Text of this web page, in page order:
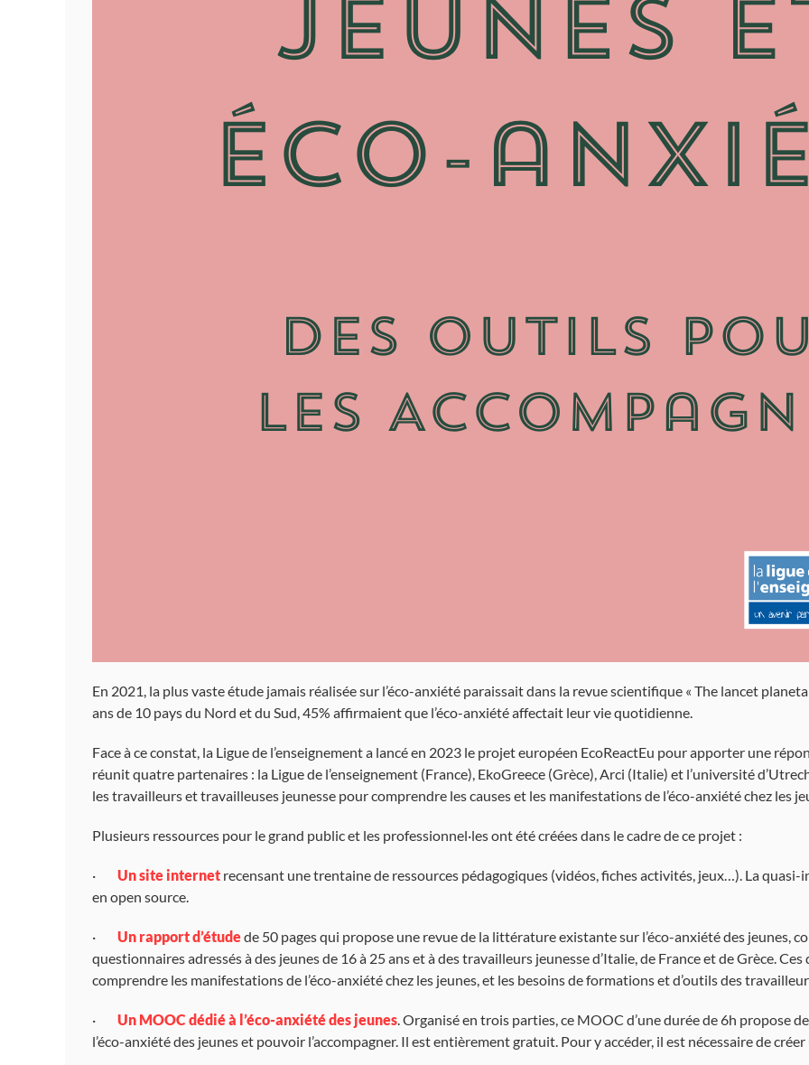
En 2021, la plus vaste étude jamais réalisée sur l’éco-anxiété paraissait dans la revue scientifique « The lancet
ans de 10 pays du Nord et du Sud, 45% affirmaient que l’éco-anxiété affectait leur vie quotidienne.
Face à ce constat, la Ligue de l’enseignement a lancé en 2023 le projet européen EcoReactEu pour apporter une
réunit quatre partenaires : la Ligue de l’enseignement (France), EkoGreece (Grèce), Arci (Italie) et l’université
les travailleurs et travailleuses jeunesse pour comprendre les causes et les manifestations de l’éco-anxiété chez les
Plusieurs ressources pour le grand public et les professionnel·les ont été créées dans le cadre de ce projet :
· Un site internet recensant une trentaine de ressources pédagogiques (vidéos, fiches activités, jeux…). La
en open source.
· Un rapport d’étudede 50 pages qui propose une revue de la littérature existante sur l’éco-anxiété des jeunes,
questionnaires adressés à des jeunes de 16 à 25 ans et à des travailleurs jeunesse d’Italie, de France et de Grèce.
comprendre les manifestations de l’éco-anxiété chez les jeunes, et les besoins de formations et d’outils des
· Un MOOC dédié à l’éco-anxiété des jeunes. Organisé en trois parties, ce MOOC d’une durée de 6h propose
l’éco-anxiété des jeunes et pouvoir l’accompagner. Il est entièrement gratuit. Pour y accéder, il est nécessaire de